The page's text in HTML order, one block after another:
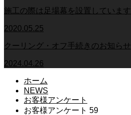
施工の際は足場幕を設置しています
2020.05.25
クーリング・オフ手続きのお知らせ
2024.04.26
ホーム
NEWS
お客様アンケート
お客様アンケート 59